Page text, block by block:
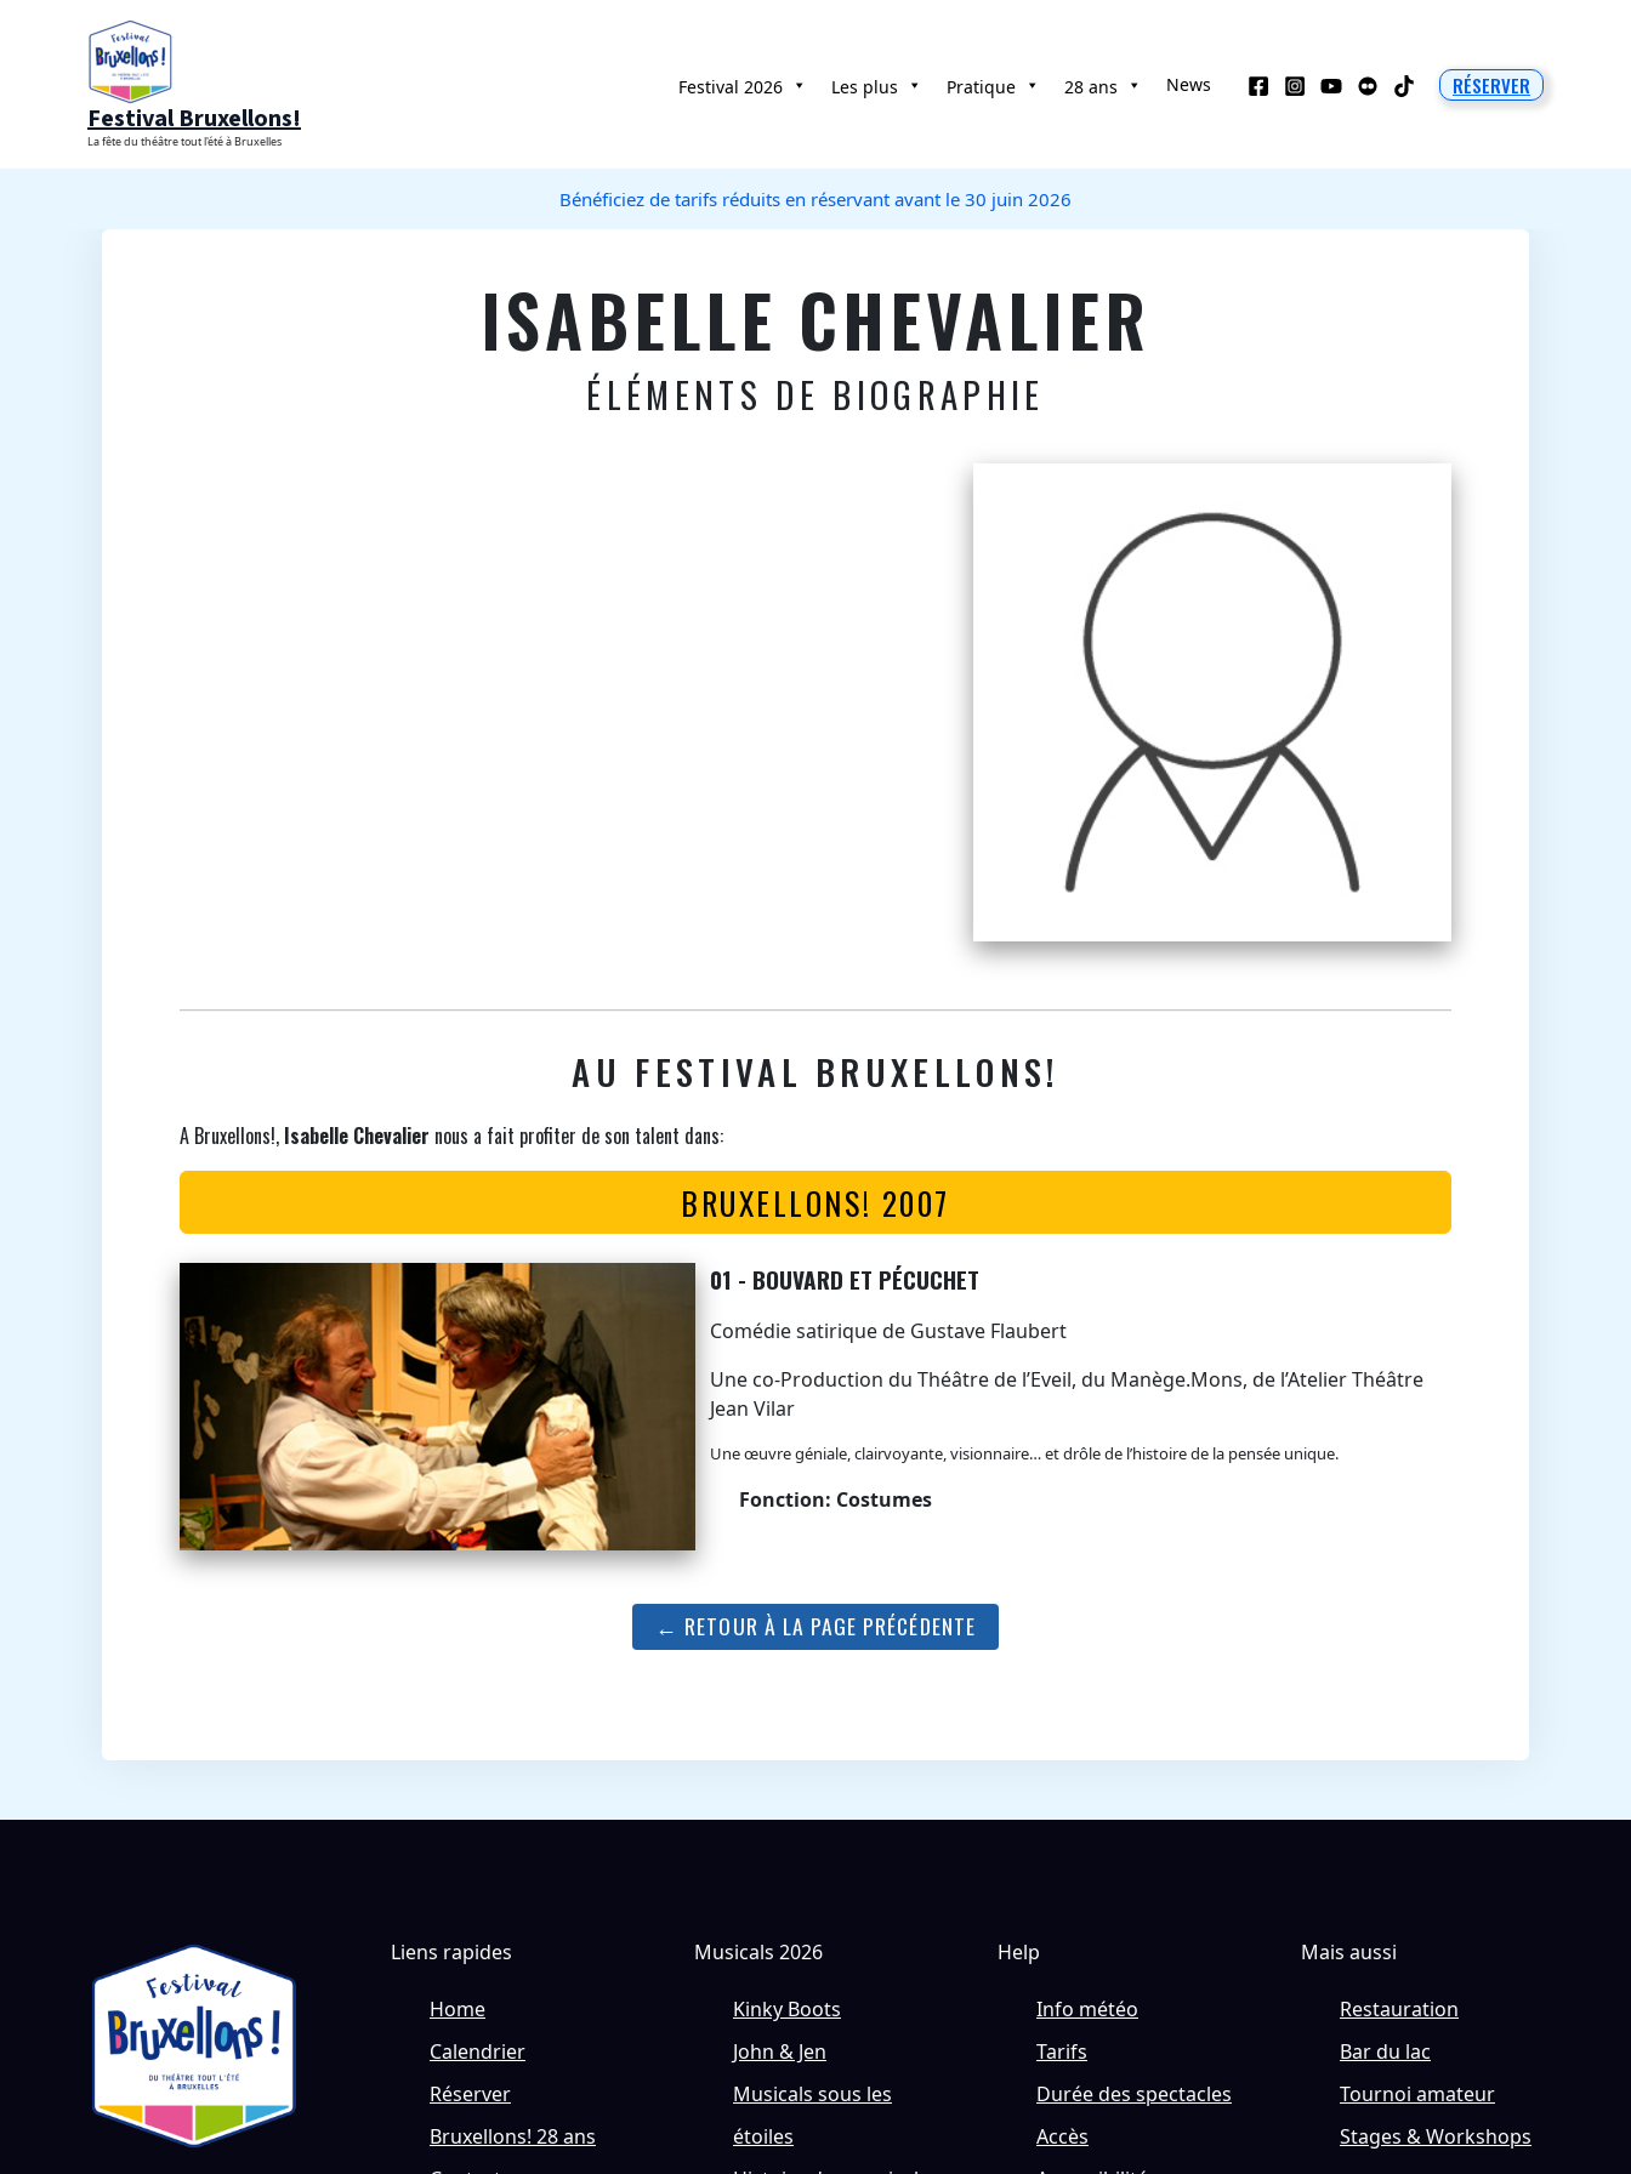
Festival Bruxellons!
La fête du théâtre tout l'été à Bruxelles
Festival 2026 Les plus Pratique 28 ans News RÉSERVER
Bénéficiez de tarifs réduits en réservant avant le 30 juin 2026
ISABELLE CHEVALIER
ÉLÉMENTS DE BIOGRAPHIE
AU FESTIVAL BRUXELLONS!
A Bruxellons!, Isabelle Chevalier nous a fait profiter de son talent dans:
BRUXELLONS! 2007
01 - BOUVARD ET PÉCUCHET
Comédie satirique de Gustave Flaubert
Une co-Production du Théâtre de l’Eveil, du Manège.Mons, de l’Atelier Théâtre
Jean Vilar
Une œuvre géniale, clairvoyante, visionnaire… et drôle de l’histoire de la pensée unique.
Fonction: Costumes
← RETOUR À LA PAGE PRÉCÉDENTE
Liens rapides
Home
Calendrier
Réserver
Bruxellons! 28 ans
Musicals 2026
Kinky Boots
John & Jen
Musicals sous les
étoiles
Help
Info météo
Tarifs
Durée des spectacles
Accès
Mais aussi
Restauration
Bar du lac
Tournoi amateur
Stages & Workshops